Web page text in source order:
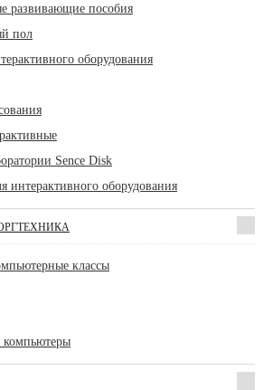
развивающие пособия
пол
оборудования
Sence Disk
интерактивного оборудования
классы
компьютеры